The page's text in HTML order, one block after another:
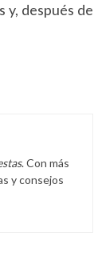
y, después de
. Con más
y consejos